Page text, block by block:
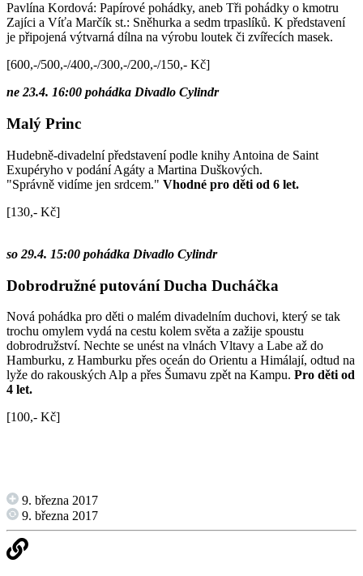
Pavlína Kordová: Papírové pohádky, aneb Tři pohádky o kmotru
Zajíci a Víťa Marčík st.: Sněhurka a sedm trpaslíků. K představení
je připojená výtvarná dílna na výrobu loutek či zvířecích masek.
[600,-/500,-/400,-/300,-/200,-/150,- Kč]
ne 23.4. 16:00 pohádka Divadlo Cylindr
Malý Princ
Hudebně-divadelní představení podle knihy Antoina de Saint
Exupéryho v podání Agáty a Martina Duškových.
"Správně vidíme jen srdcem." Vhodné pro děti od 6 let.
[130,- Kč]
so 29.4. 15:00 pohádka Divadlo Cylindr
Dobrodružné putování Ducha Ducháčka
Nová pohádka pro děti o malém divadelním duchovi, který se tak
trochu omylem vydá na cestu kolem světa a zažije spoustu
dobrodružství. Nechte se unést na vlnách Vltavy a Labe až do
Hamburku, z Hamburku přes oceán do Orientu a Himálají, odtud na
lyže do rakouských Alp a přes Šumavu zpět na Kampu. Pro děti od
4 let.
[100,- Kč]
9. března 2017
9. března 2017